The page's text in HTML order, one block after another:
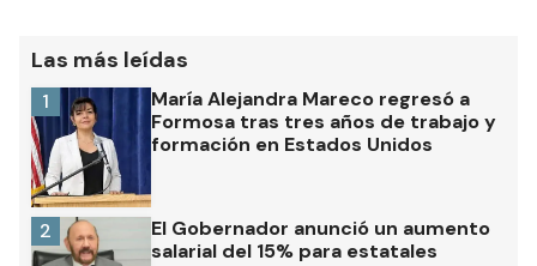
Las más leídas
María Alejandra Mareco regresó a
Formosa tras tres años de trabajo y
formación en Estados Unidos
1
El Gobernador anunció un aumento
salarial del 15% para estatales
2